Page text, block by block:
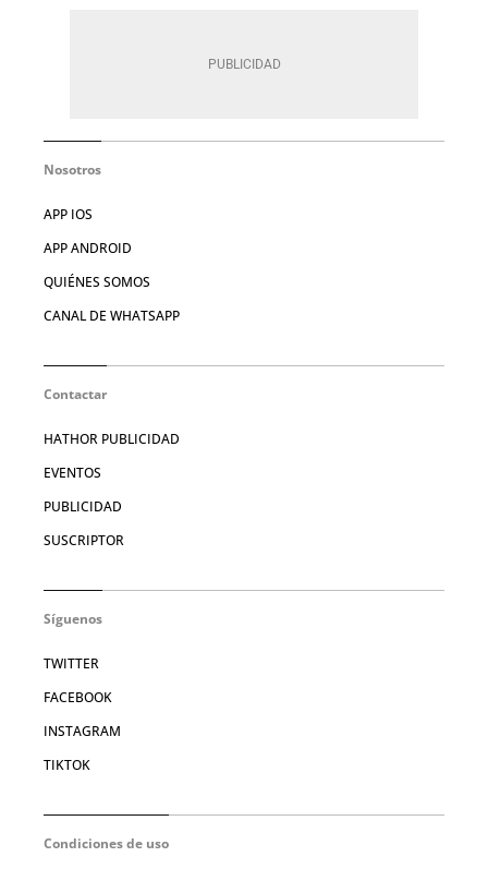
Nosotros
APP IOS
APP ANDROID
QUIÉNES SOMOS
CANAL DE WHATSAPP
Contactar
HATHOR PUBLICIDAD
EVENTOS
PUBLICIDAD
SUSCRIPTOR
Síguenos
TWITTER
FACEBOOK
INSTAGRAM
TIKTOK
Condiciones de uso